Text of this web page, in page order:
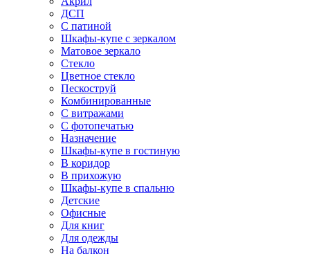
ДСП
С патиной
Шкафы-купе с зеркалом
Матовое зеркало
Стекло
Цветное стекло
Пескоструй
Комбинированные
С витражами
С фотопечатью
Назначение
Шкафы-купе в гостиную
В коридор
В прихожую
Шкафы-купе в спальню
Детские
Офисные
Для книг
Для одежды
На балкон